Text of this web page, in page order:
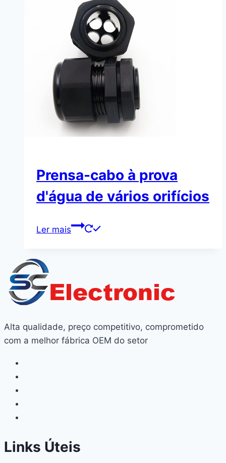
Prensa-cabo à prova
d'água de vários orifícios
Ler mais
Alta qualidade, preço competitivo, comprometido
com a melhor fábrica OEM do setor
Links Úteis